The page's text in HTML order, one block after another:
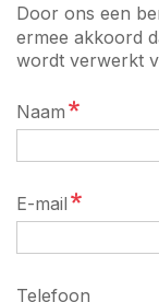
Door ons een
ermee akkoord
wordt verwerkt
Naam
E-mail
Telefoon